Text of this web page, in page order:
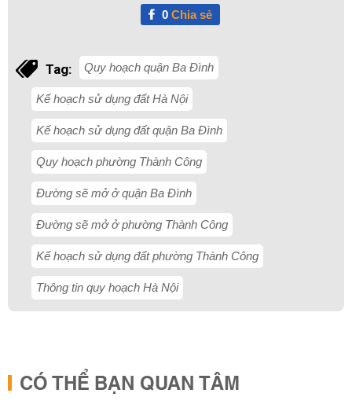
0Chia sẻ
Tag: Quy hoạch quận Ba Đình
Kế hoạch sử dụng đất Hà Nội
Kế hoạch sử dụng đất quận Ba Đình
Quy hoạch phường Thành Công
Đường sẽ mở ở quận Ba Đình
Đường sẽ mở ở phường Thành Công
Kế hoạch sử dụng đất phường Thành Công
Thông tin quy hoạch Hà Nội
CÓ THỂ BẠN QUAN TÂM